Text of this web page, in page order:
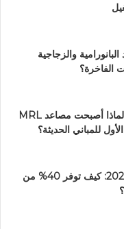
والزجاجية
الفاخرة؟
دليل المصاعد الذكية: لماذا أصبحت مصاعد MRL
للمباني الحديثة؟
تشفير المصاعد في 2026: كيف توفر 40% من